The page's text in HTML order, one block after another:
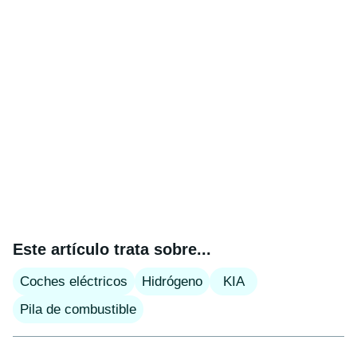
Este artículo trata sobre...
Coches eléctricos Hidrógeno
KIA
Pila de combustible